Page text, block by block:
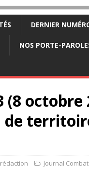
DERNIER
NOS PORTE-
(8 octobre
de
Journal